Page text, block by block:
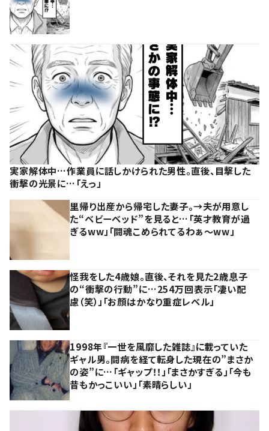
実家解体中…作業員に話しかけられた男性。直後、目撃した
衝撃の光景に…「えっ」
里帰り出産から帰宅した妻子。→夫が用意し
た“ベビーベッド”を見ると…「英才教育が過
ぎるww」「闘魂こめられてるわぁ～ww」
怪我をした4歳娘。直後、それを見た2歳息子
の“衝撃の行動”に…254万回表示「凄い配
慮（笑）」「お顔はかなり重症レベル」
1998年『一世を風靡した雑誌』に載っていた
ギャル男。闘病を経て転身した現在の”まさか
の姿”に…「ギャップ！！」「まさかすぎる」「今も
昔もかっこいい」「素晴らしい」